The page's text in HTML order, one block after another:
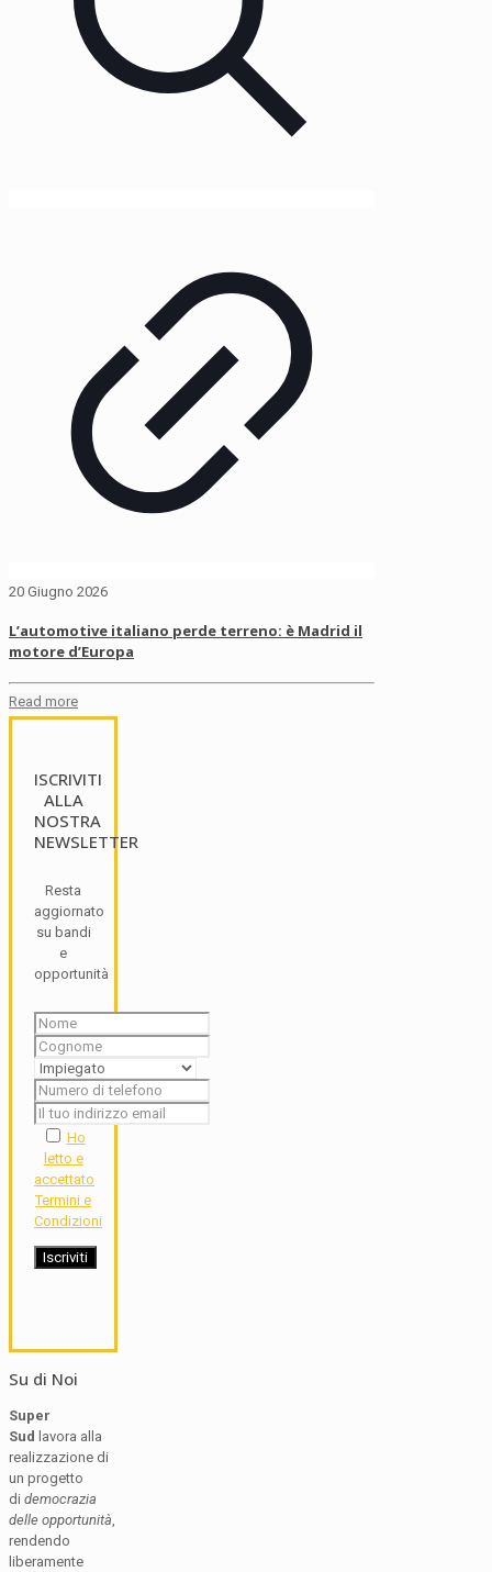
20 Giugno 2026
L’automotive italiano perde terreno: è Madrid il
motore d’Europa
Read more
ISCRIVITI
ALLA
NOSTRA
NEWSLETTER
Resta
aggiornato
su bandi
e
opportunità
Ho
letto e
accettato
Termini e
Condizioni
Su di Noi
Super
Sud lavora alla
realizzazione di
un progetto
di democrazia
delle opportunità,
rendendo
liberamente